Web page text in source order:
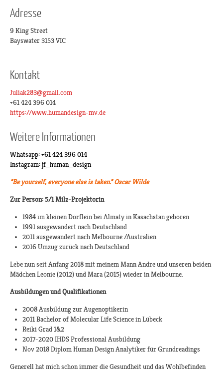
Adresse
9 King Street
Bayswater 3153 VIC
Kontakt
Juliak283@gmail.com
+61 424 396 014
https://www.humandesign-mv.de
Weitere Informationen
Whatsapp: +61 424 396 014
Instagram: jf_human_design
“Be yourself, everyone else is taken.”Oscar Wilde
Zur Person:5/1 Milz-Projektorin
1984 im kleinen Dörflein bei Almaty in Kasachstan geboren
1991 ausgewandert nach Deutschland
2011 ausgewandert nach Melbourne /Australien
2016 Umzug zurück nach Deutschland
Lebe nun seit Anfang 2018 mit meinem Mann Andre und unseren beiden
Mädchen Leonie (2012) und Mara (2015) wieder in Melbourne.
Ausbildungen und Qualifikationen
2008 Ausbildung zur Augenoptikerin
2011 Bachelor of Molecular Life Science in Lübeck
Reiki Grad 1&2
2017-2020 IHDS Professional Ausbildung
Nov 2018 Diplom Human Design Analytiker für Grundreadings
Generell hat mich schon immer die Gesundheit und das Wohlbefinden